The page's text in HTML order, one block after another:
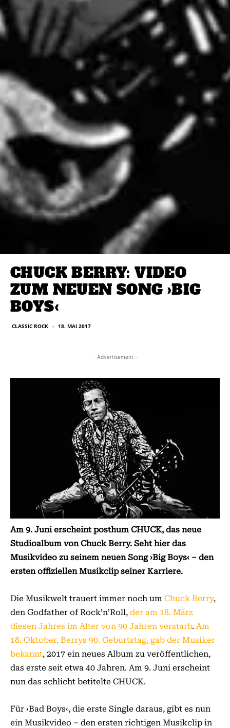
CHUCK BERRY: VIDEO
ZUM NEUEN SONG ›BIG
BOYS‹
CLASSIC ROCK ■ 18. MAI 2017
- Advertisement -
Am 9. Juni erscheint posthum CHUCK, das neue
Studioalbum von Chuck Berry. Seht hier das
Musikvideo zu seinem neuen Song ›Big Boys‹ – den
ersten offiziellen Musikclip seiner Karriere.
Die Musikwelt trauert immer noch um Chuck Berry,
den Godfather of Rock’n’Roll, der am 18. März
diesen Jahres im Alter von 90 Jahren verstarb. Am
18. Oktober, Berrys 90. Geburtstag, gab der Musiker
bekannt, 2017 ein neues Album zu veröffentlichen,
das erste seit etwa 40 Jahren. Am 9. Juni erscheint
nun das schlicht betitelte CHUCK.
Für ›Bad Boys‹, die erste Single daraus, gibt es nun
ein Musikvideo – den ersten richtigen Musikclip in